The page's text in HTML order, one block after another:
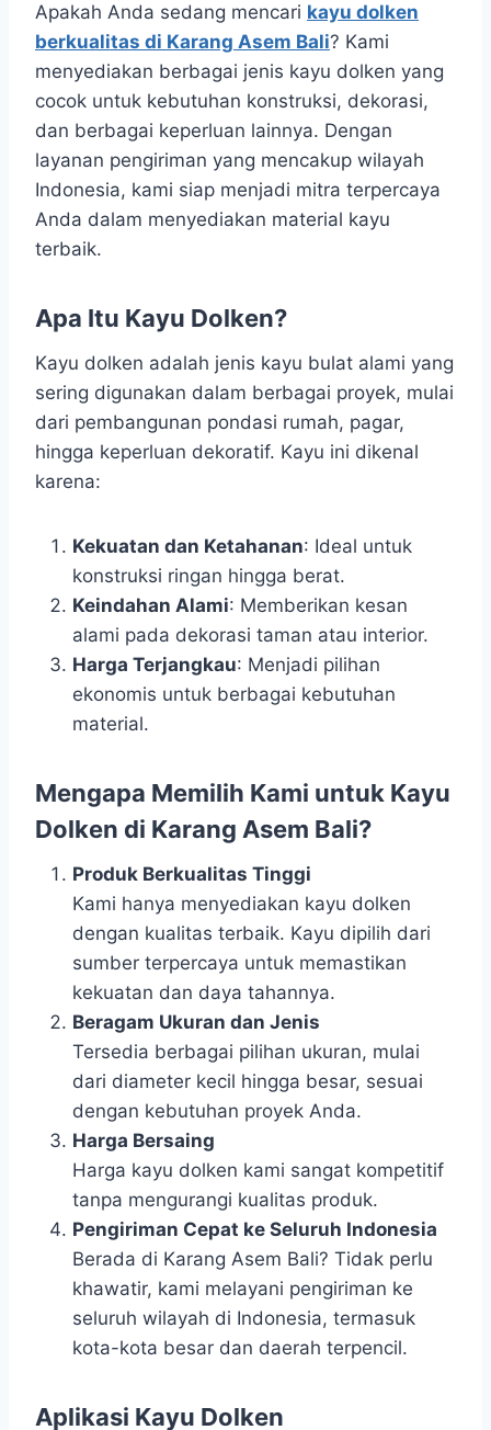
Apakah Anda sedang mencari kayu dolken
berkualitas di Karang Asem Bali? Kami
menyediakan berbagai jenis kayu dolken yang
cocok untuk kebutuhan konstruksi, dekorasi,
dan berbagai keperluan lainnya. Dengan
layanan pengiriman yang mencakup wilayah
Indonesia, kami siap menjadi mitra terpercaya
Anda dalam menyediakan material kayu
terbaik.
Apa Itu Kayu Dolken?
Kayu dolken adalah jenis kayu bulat alami yang
sering digunakan dalam berbagai proyek, mulai
dari pembangunan pondasi rumah, pagar,
hingga keperluan dekoratif. Kayu ini dikenal
karena:
Kekuatan dan Ketahanan: Ideal untuk
konstruksi ringan hingga berat.
Keindahan Alami: Memberikan kesan
alami pada dekorasi taman atau interior.
Harga Terjangkau: Menjadi pilihan
ekonomis untuk berbagai kebutuhan
material.
Mengapa Memilih Kami untuk Kayu
Dolken di Karang Asem Bali?
Produk Berkualitas Tinggi
Kami hanya menyediakan kayu dolken
dengan kualitas terbaik. Kayu dipilih dari
sumber terpercaya untuk memastikan
kekuatan dan daya tahannya.
Beragam Ukuran dan Jenis
Tersedia berbagai pilihan ukuran, mulai
dari diameter kecil hingga besar, sesuai
dengan kebutuhan proyek Anda.
Harga Bersaing
Harga kayu dolken kami sangat kompetitif
tanpa mengurangi kualitas produk.
Pengiriman Cepat ke Seluruh Indonesia
Berada di Karang Asem Bali? Tidak perlu
khawatir, kami melayani pengiriman ke
seluruh wilayah di Indonesia, termasuk
kota-kota besar dan daerah terpencil.
Aplikasi Kayu Dolken